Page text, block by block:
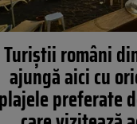
Turiștii români
ajungă aici cu
plajele preferate